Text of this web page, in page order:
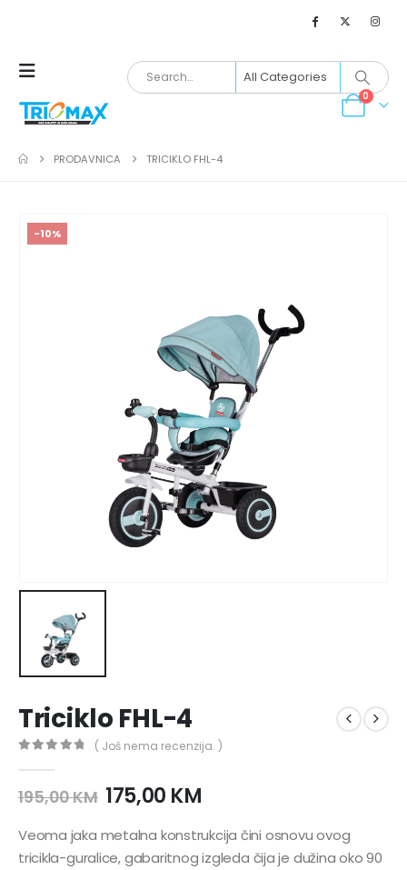
0
PRODAVNICA TRICIKLO FHL-4
-10%
Triciklo FHL-4
( Još nema recenzija. )
195,00KM 175,00 KM
Veoma jaka metalna konstrukcija čini osnovu ovog
tricikla-guralice, gabaritnog izgleda čija je dužina oko 90